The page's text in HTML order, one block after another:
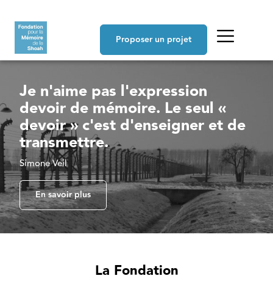
Proposer un projet
Je n'aime pas l'expression
devoir de mémoire. Le seul «
devoir » c'est d'enseigner et de
transmettre.
Simone Veil
En savoir plus
La Fondation